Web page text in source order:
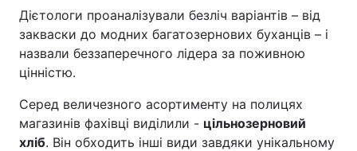
Дієтологи проаналізували безліч варіантів – від
закваски до модних багатозернових буханців – і
назвали беззаперечного лідера за поживною
цінністю.
Серед величезного асортименту на полицях
магазинів фахівці виділили - цільнозерновий
хліб. Він обходить інші види завдяки унікальному